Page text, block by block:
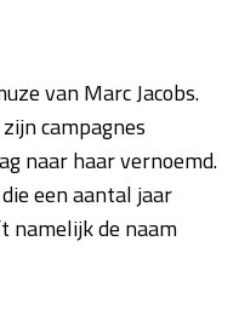
van Marc Jacobs.
campagnes
naar haar vernoemd.
een aantal jaar
namelijk de naam